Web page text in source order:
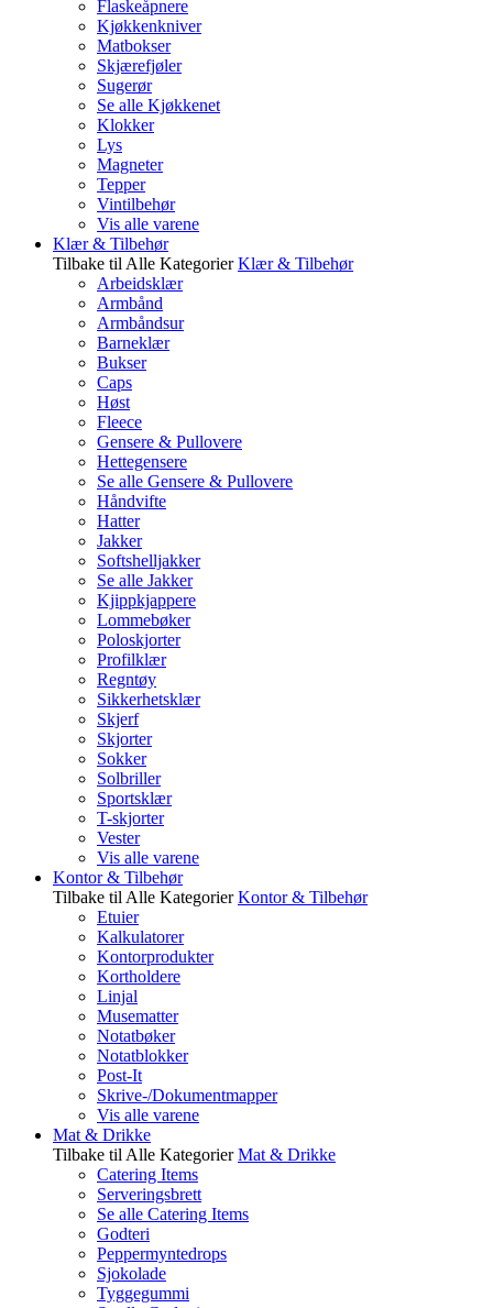
Flaskeåpnere
Kjøkkenkniver
Matbokser
Skjærefjøler
Sugerør
Se alle Kjøkkenet
Klokker
Lys
Magneter
Tepper
Vintilbehør
Vis alle varene
Klær & Tilbehør
Tilbake til Alle Kategorier Klær & Tilbehør
Arbeidsklær
Armbånd
Armbåndsur
Barneklær
Bukser
Caps
Høst
Fleece
Gensere & Pullovere
Hettegensere
Se alle Gensere & Pullovere
Håndvifte
Hatter
Jakker
Softshelljakker
Se alle Jakker
Kjippkjappere
Lommebøker
Poloskjorter
Profilklær
Regntøy
Sikkerhetsklær
Skjerf
Skjorter
Sokker
Solbriller
Sportsklær
T-skjorter
Vester
Vis alle varene
Kontor & Tilbehør
Tilbake til Alle Kategorier Kontor & Tilbehør
Etuier
Kalkulatorer
Kontorprodukter
Kortholdere
Linjal
Musematter
Notatbøker
Notatblokker
Post-It
Skrive-/Dokumentmapper
Vis alle varene
Mat & Drikke
Tilbake til Alle Kategorier Mat & Drikke
Catering Items
Serveringsbrett
Se alle Catering Items
Godteri
Peppermyntedrops
Sjokolade
Tyggegummi